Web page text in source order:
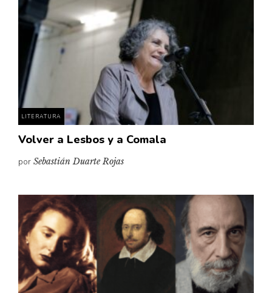
LITERATURA
Volver a Lesbos y a Comala
por Sebastián Duarte Rojas